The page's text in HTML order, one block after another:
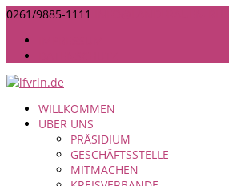
0261/9885-1111
WILLKOMMEN
ÜBER UNS
PRÄSIDIUM
GESCHÄFTSSTELLE
MITMACHEN